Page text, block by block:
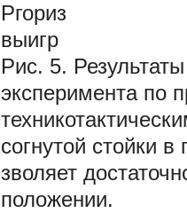
Ргориз
выигр
Рис. 5.
эксперимента по
согнутой стойки
зволяет
положении.